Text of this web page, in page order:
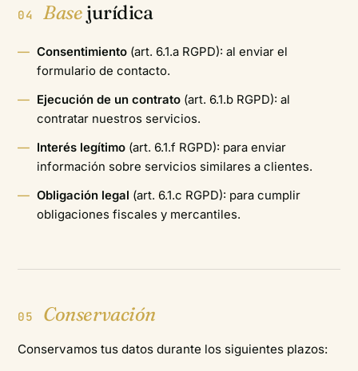
04 Base jurídica
Consentimiento (art. 6.1.a RGPD): al enviar el
formulario de contacto.
Ejecución de un contrato (art. 6.1.b RGPD): al
contratar nuestros servicios.
Interés legítimo (art. 6.1.f RGPD): para enviar
información sobre servicios similares a clientes.
Obligación legal (art. 6.1.c RGPD): para cumplir
obligaciones fiscales y mercantiles.
05 Conservación
Conservamos tus datos durante los siguientes plazos: